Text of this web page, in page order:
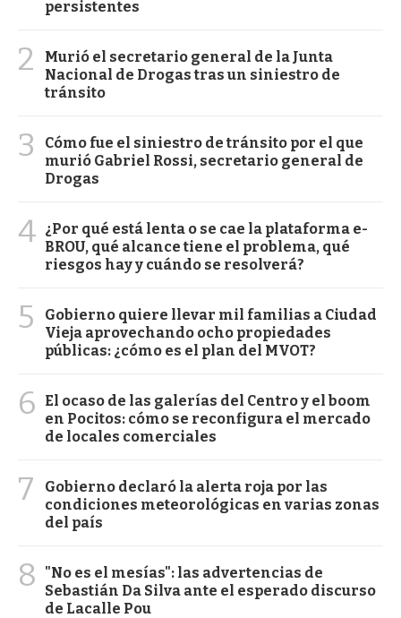
persistentes
2
Murió el secretario general de la Junta
Nacional de Drogas tras un siniestro de
tránsito
3
Cómo fue el siniestro de tránsito por el que
murió Gabriel Rossi, secretario general de
Drogas
4 ¿Por qué está lenta o se cae la plataforma e-
BROU, qué alcance tiene el problema, qué
riesgos hay y cuándo se resolverá?
5
Gobierno quiere llevar mil familias a Ciudad
Vieja aprovechando ocho propiedades
públicas: ¿cómo es el plan del MVOT?
6
El ocaso de las galerías del Centro y el boom
en Pocitos: cómo se reconfigura el mercado
de locales comerciales
7
Gobierno declaró la alerta roja por las
condiciones meteorológicas en varias zonas
del país
8
"No es el mesías": las advertencias de
Sebastián Da Silva ante el esperado discurso
de Lacalle Pou